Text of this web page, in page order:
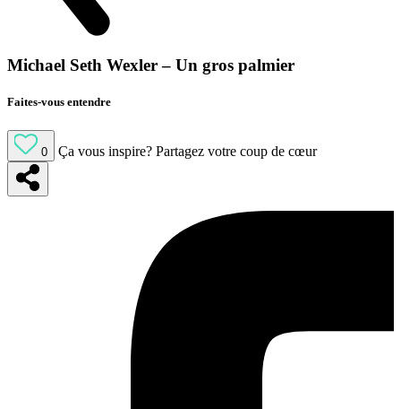
Michael Seth Wexler – Un gros palmier
Faites-vous entendre
0 Ça vous inspire? Partagez votre coup de cœur